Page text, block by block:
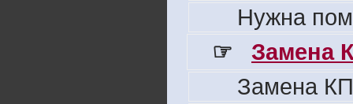
Нужна
☞
Замена
Замена